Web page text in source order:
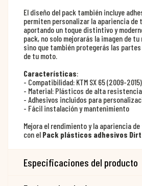
El diseño del pack también incluye
permiten personalizar la apariencia de
aportando un toque distintivo y
pack, no solo mejorarás la imagen de
sino que también protegerás las partes
de tu moto.
Características:
- Compatibilidad: KTM SX 65 (2009-2015)
- Material: Plásticos de alta resistencia
- Adhesivos incluidos para
- Fácil instalación y mantenimiento
Mejora el rendimiento y la apariencia de
con el Pack plásticos adhesivos
Especificaciones del producto